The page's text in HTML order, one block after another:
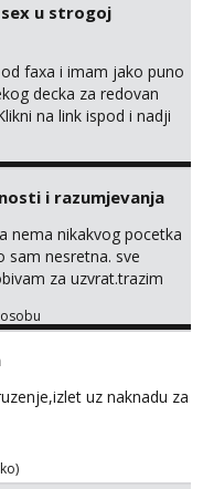
u strogoj
faxa i imam jako puno
decka za redovan
na link ispod i nadji
i razumjevanja
nema nikakvog pocetka
sam nesretna. sve
za uzvrat.trazim
njeznosti i
me jako
preuzme
na link ispod i nadji
uz naknadu za